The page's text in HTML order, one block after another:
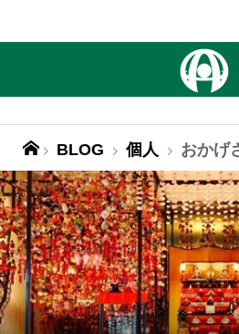
BLOG 個人 おかげ